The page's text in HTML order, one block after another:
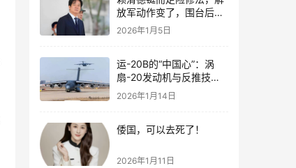
放军动作变了，围台后的
“真正杀招”曝光
2026年1月5日
运-20B的“中国心”：涡
扇-20发动机与反推技术
大突破！
2026年1月14日
倭国，可以去死了！
2026年1月11日